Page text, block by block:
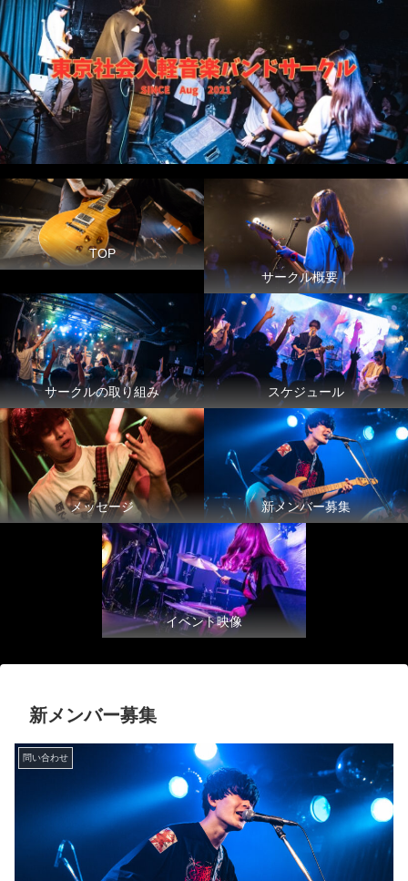
TOP
サークル概要｜
サークルの取り組み スケジュール
メッセージ 新メンバー募集
イベント映像
新メンバー募集
問い合わせ